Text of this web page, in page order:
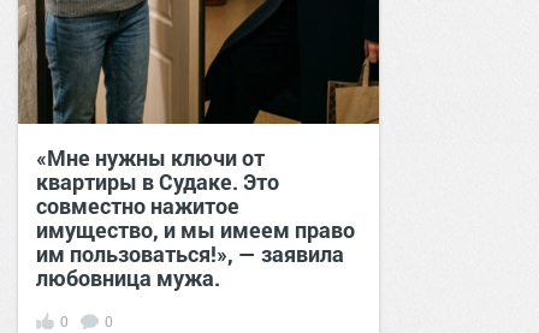
«Мне нужны ключи от
квартиры в Судаке. Это
совместно нажитое
имущество, и мы имеем право
им пользоваться!», — заявила
любовница мужа.
0 0